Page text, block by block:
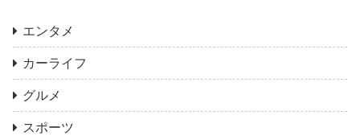
エンタメ
カーライフ
グルメ
スポーツ